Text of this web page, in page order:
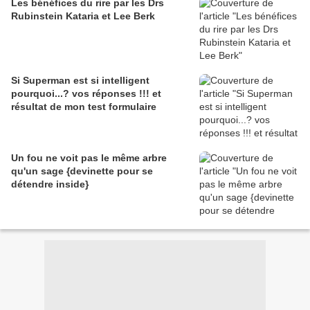
Les bénéfices du rire par les Drs
Rubinstein Kataria et Lee Berk
Si Superman est si intelligent
pourquoi...? vos réponses !!! et
résultat de mon test formulaire
Un fou ne voit pas le même arbre
qu'un sage {devinette pour se
détendre inside}